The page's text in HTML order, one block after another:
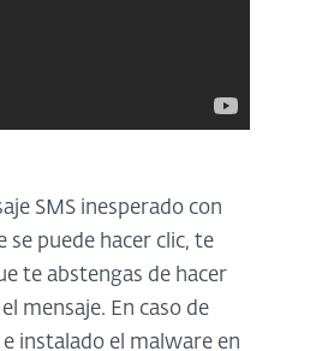
SMS inesperado con
se puede hacer clic, te
te abstengas de hacer
mensaje. En caso de
instalado el malware en